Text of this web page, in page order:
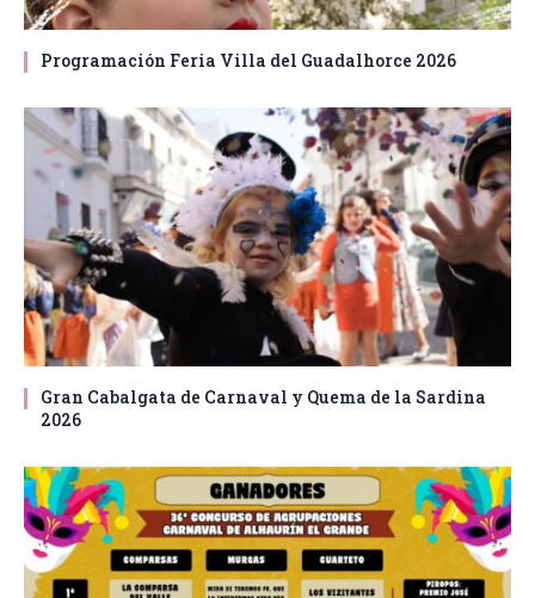
Programación Feria Villa del Guadalhorce 2026
Gran Cabalgata de Carnaval y Quema de la Sardina
2026